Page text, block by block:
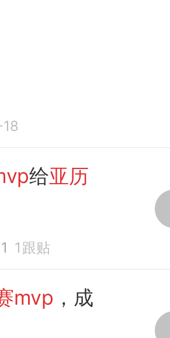
给亚历
1 跟贴
mvp ，成